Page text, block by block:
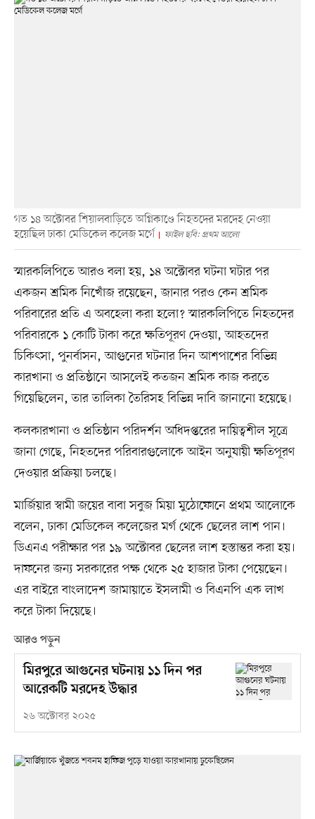
গত ১৪ অক্টোবর শিয়ালবাড়িতে অগ্নিকাণ্ডে নিহতদের মরদেহ নেওয়া
হয়েছিল ঢাকা মেডিকেল কলেজ মর্গে
ফাইল ছবি: প্রথম আলো
স্মারকলিপিতে আরও বলা হয়, ১৪ অক্টোবর ঘটনা ঘটার পর
একজন শ্রমিক নিখোঁজ রয়েছেন, জানার পরও কেন শ্রমিক
পরিবারের প্রতি এ অবহেলা করা হলো? স্মারকলিপিতে নিহতদের
পরিবারকে ১ কোটি টাকা করে ক্ষতিপূরণ দেওয়া, আহতদের
চিকিৎসা, পুনর্বাসন, আগুনের ঘটনার দিন আশপাশের বিভিন্ন
কারখানা ও প্রতিষ্ঠানে আসলেই কতজন শ্রমিক কাজ করতে
গিয়েছিলেন, তার তালিকা তৈরিসহ বিভিন্ন দাবি জানানো হয়েছে।
কলকারখানা ও প্রতিষ্ঠান পরিদর্শন অধিদপ্তরের দায়িত্বশীল সূত্রে
জানা গেছে, নিহতদের পরিবারগুলোকে আইন অনুযায়ী ক্ষতিপূরণ
দেওয়ার প্রক্রিয়া চলছে।
মার্জিয়ার স্বামী জয়ের বাবা সবুজ মিয়া মুঠোফোনে প্রথম আলোকে
বলেন, ঢাকা মেডিকেল কলেজের মর্গ থেকে ছেলের লাশ পান।
ডিএনএ পরীক্ষার পর ১৯ অক্টোবর ছেলের লাশ হস্তান্তর করা হয়।
দাফনের জন্য সরকারের পক্ষ থেকে ২৫ হাজার টাকা পেয়েছেন।
এর বাইরে বাংলাদেশ জামায়াতে ইসলামী ও বিএনপি এক লাখ
করে টাকা দিয়েছে।
আরও পড়ুন
মিরপুরে আগুনের ঘটনায় ১১ দিন পর
আরেকটি মরদেহ উদ্ধার
২৬ অক্টোবর ২০২৫